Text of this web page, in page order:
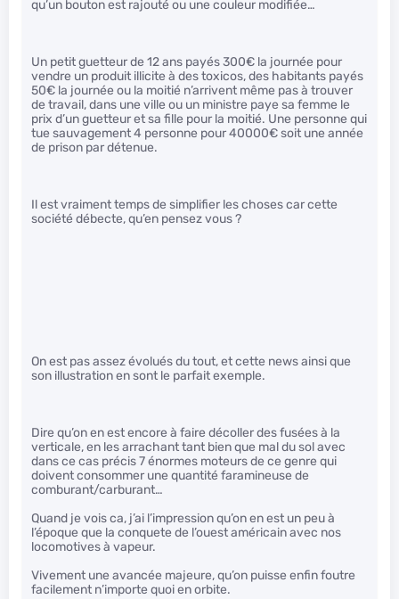
qu’un bouton est rajouté ou une couleur modifiée…
Un petit guetteur de 12 ans payés 300€ la journée pour
vendre un produit illicite à des toxicos, des habitants payés
50€ la journée ou la moitié n’arrivent même pas à trouver
de travail, dans une ville ou un ministre paye sa femme le
prix d’un guetteur et sa fille pour la moitié. Une personne qui
tue sauvagement 4 personne pour 40000€ soit une année
de prison par détenue.
Il est vraiment temps de simplifier les choses car cette
société débecte, qu’en pensez vous ?
On est pas assez évolués du tout, et cette news ainsi que
son illustration en sont le parfait exemple.
Dire qu’on en est encore à faire décoller des fusées à la
verticale, en les arrachant tant bien que mal du sol avec
dans ce cas précis 7 énormes moteurs de ce genre qui
doivent consommer une quantité faramineuse de
comburant/carburant…
Quand je vois ca, j’ai l’impression qu’on en est un peu à
l’époque que la conquete de l’ouest américain avec nos
locomotives à vapeur.
Vivement une avancée majeure, qu’on puisse enfin foutre
facilement n’importe quoi en orbite.